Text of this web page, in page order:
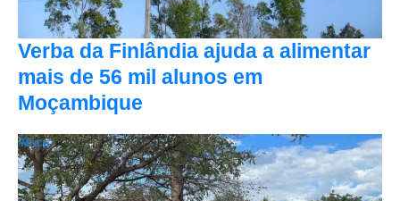
Verba da Finlândia ajuda a alimentar
mais de 56 mil alunos em
Moçambique
África